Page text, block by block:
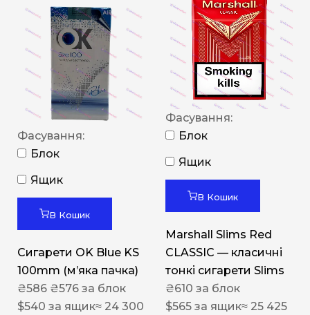
Фасування:
Блок
Ящик
В Кошик
Сигарети OK Blue KS
100mm (м’яка пачка)
₴586 ₴576 за блок
$540 за ящик≈ 24 300
Фасування:
Блок
Ящик
В Кошик
Marshall Slims Red
CLASSIC — класичні
тонкі сигарети Slims
₴610 за блок
$565 за ящик≈ 25 425